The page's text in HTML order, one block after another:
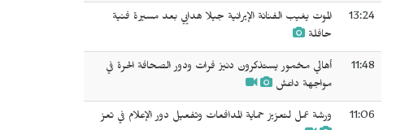
13:24
الموت يغيب الفنانة الإيرانية جيلا هدايي بعد مسيرة فنية
حافلة
11:48
أهالي مخمور يستذكرون دنيز فرات ودور الصحافة الحرة في
مواجهة داعش
11:06 ورشة عمل لتعزيز حماية المدافعات وتفعيل دور الإعلام في تعز